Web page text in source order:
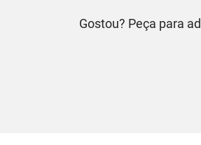
Gostou? Peça para